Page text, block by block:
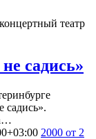
театр
садись»
садись».
2000 от 2